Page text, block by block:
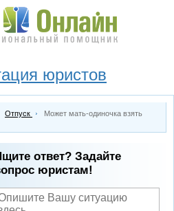
юристов
Отпуск
Может мать-одиночка взять
ответ? Задайте
юристам!